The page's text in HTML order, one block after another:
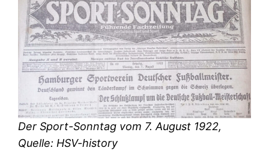
Der Sport-Sonntag vom 7. August 1922,
Quelle: HSV-history